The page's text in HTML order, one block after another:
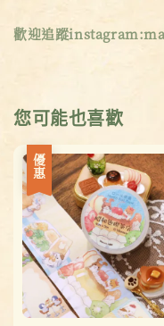
歡迎追蹤
您可能也喜歡
優惠